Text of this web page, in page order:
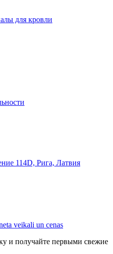
для кровли
114D, Рига, Латвия
и получайте первыми свежие